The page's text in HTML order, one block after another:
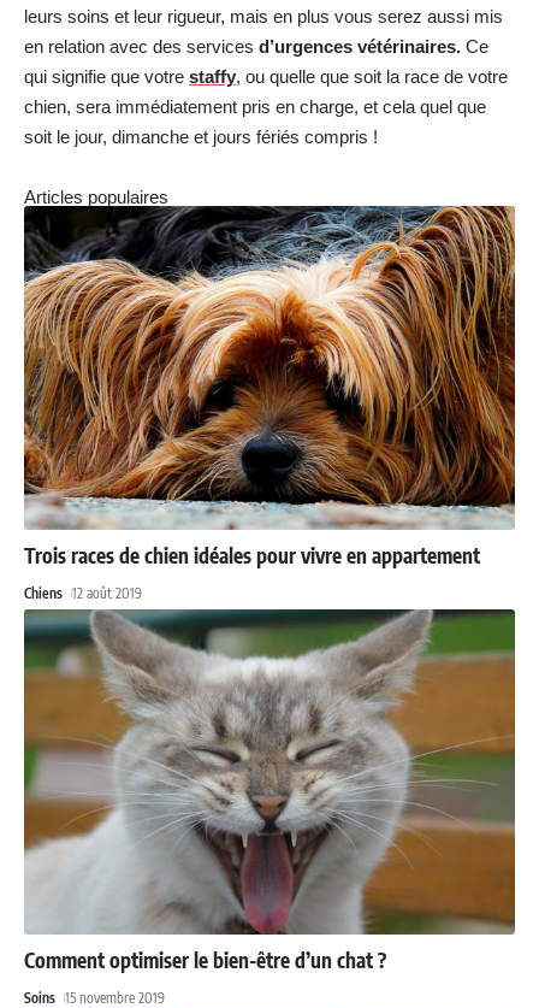
leurs soins et leur rigueur, mais en plus vous serez aussi mis
en relation avec des services d’urgences vétérinaires. Ce
qui signifie que votre staffy, ou quelle que soit la race de votre
chien, sera immédiatement pris en charge, et cela quel que
soit le jour, dimanche et jours fériés compris !
Articles populaires
Trois races de chien idéales pour vivre en appartement
Chiens 12 août 2019
Comment optimiser le bien-être d’un chat ?
Soins 15 novembre 2019